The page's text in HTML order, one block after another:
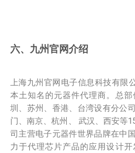
六、九州官网介绍
上海九州官网电子信息科技有限
本土知名的元器件代理商。总
圳、苏州、香港、台湾设有分公
门、南京、杭州、 武汉、西安等
司主营电子元器件世界品牌在中
力于代理芯片产品的应用设计